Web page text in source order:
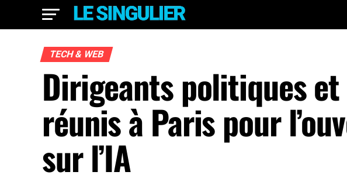
TECH & WEB
Dirigeants politiques
réunis à Paris pour
sur l’IA